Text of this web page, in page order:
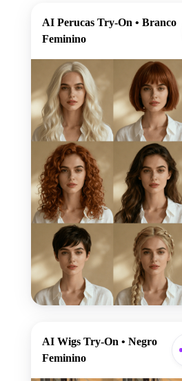
AI Perucas Try-On • Branco
Feminino
AI Wigs Try-On • Negro
Feminino